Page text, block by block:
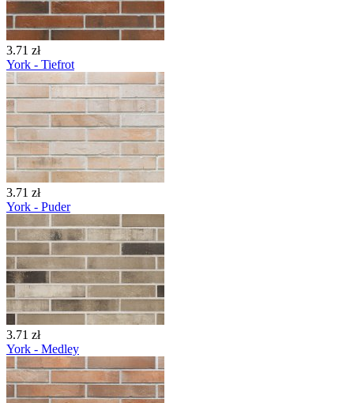
3.71 zł
York - Tiefrot
3.71 zł
York - Puder
3.71 zł
York - Medley